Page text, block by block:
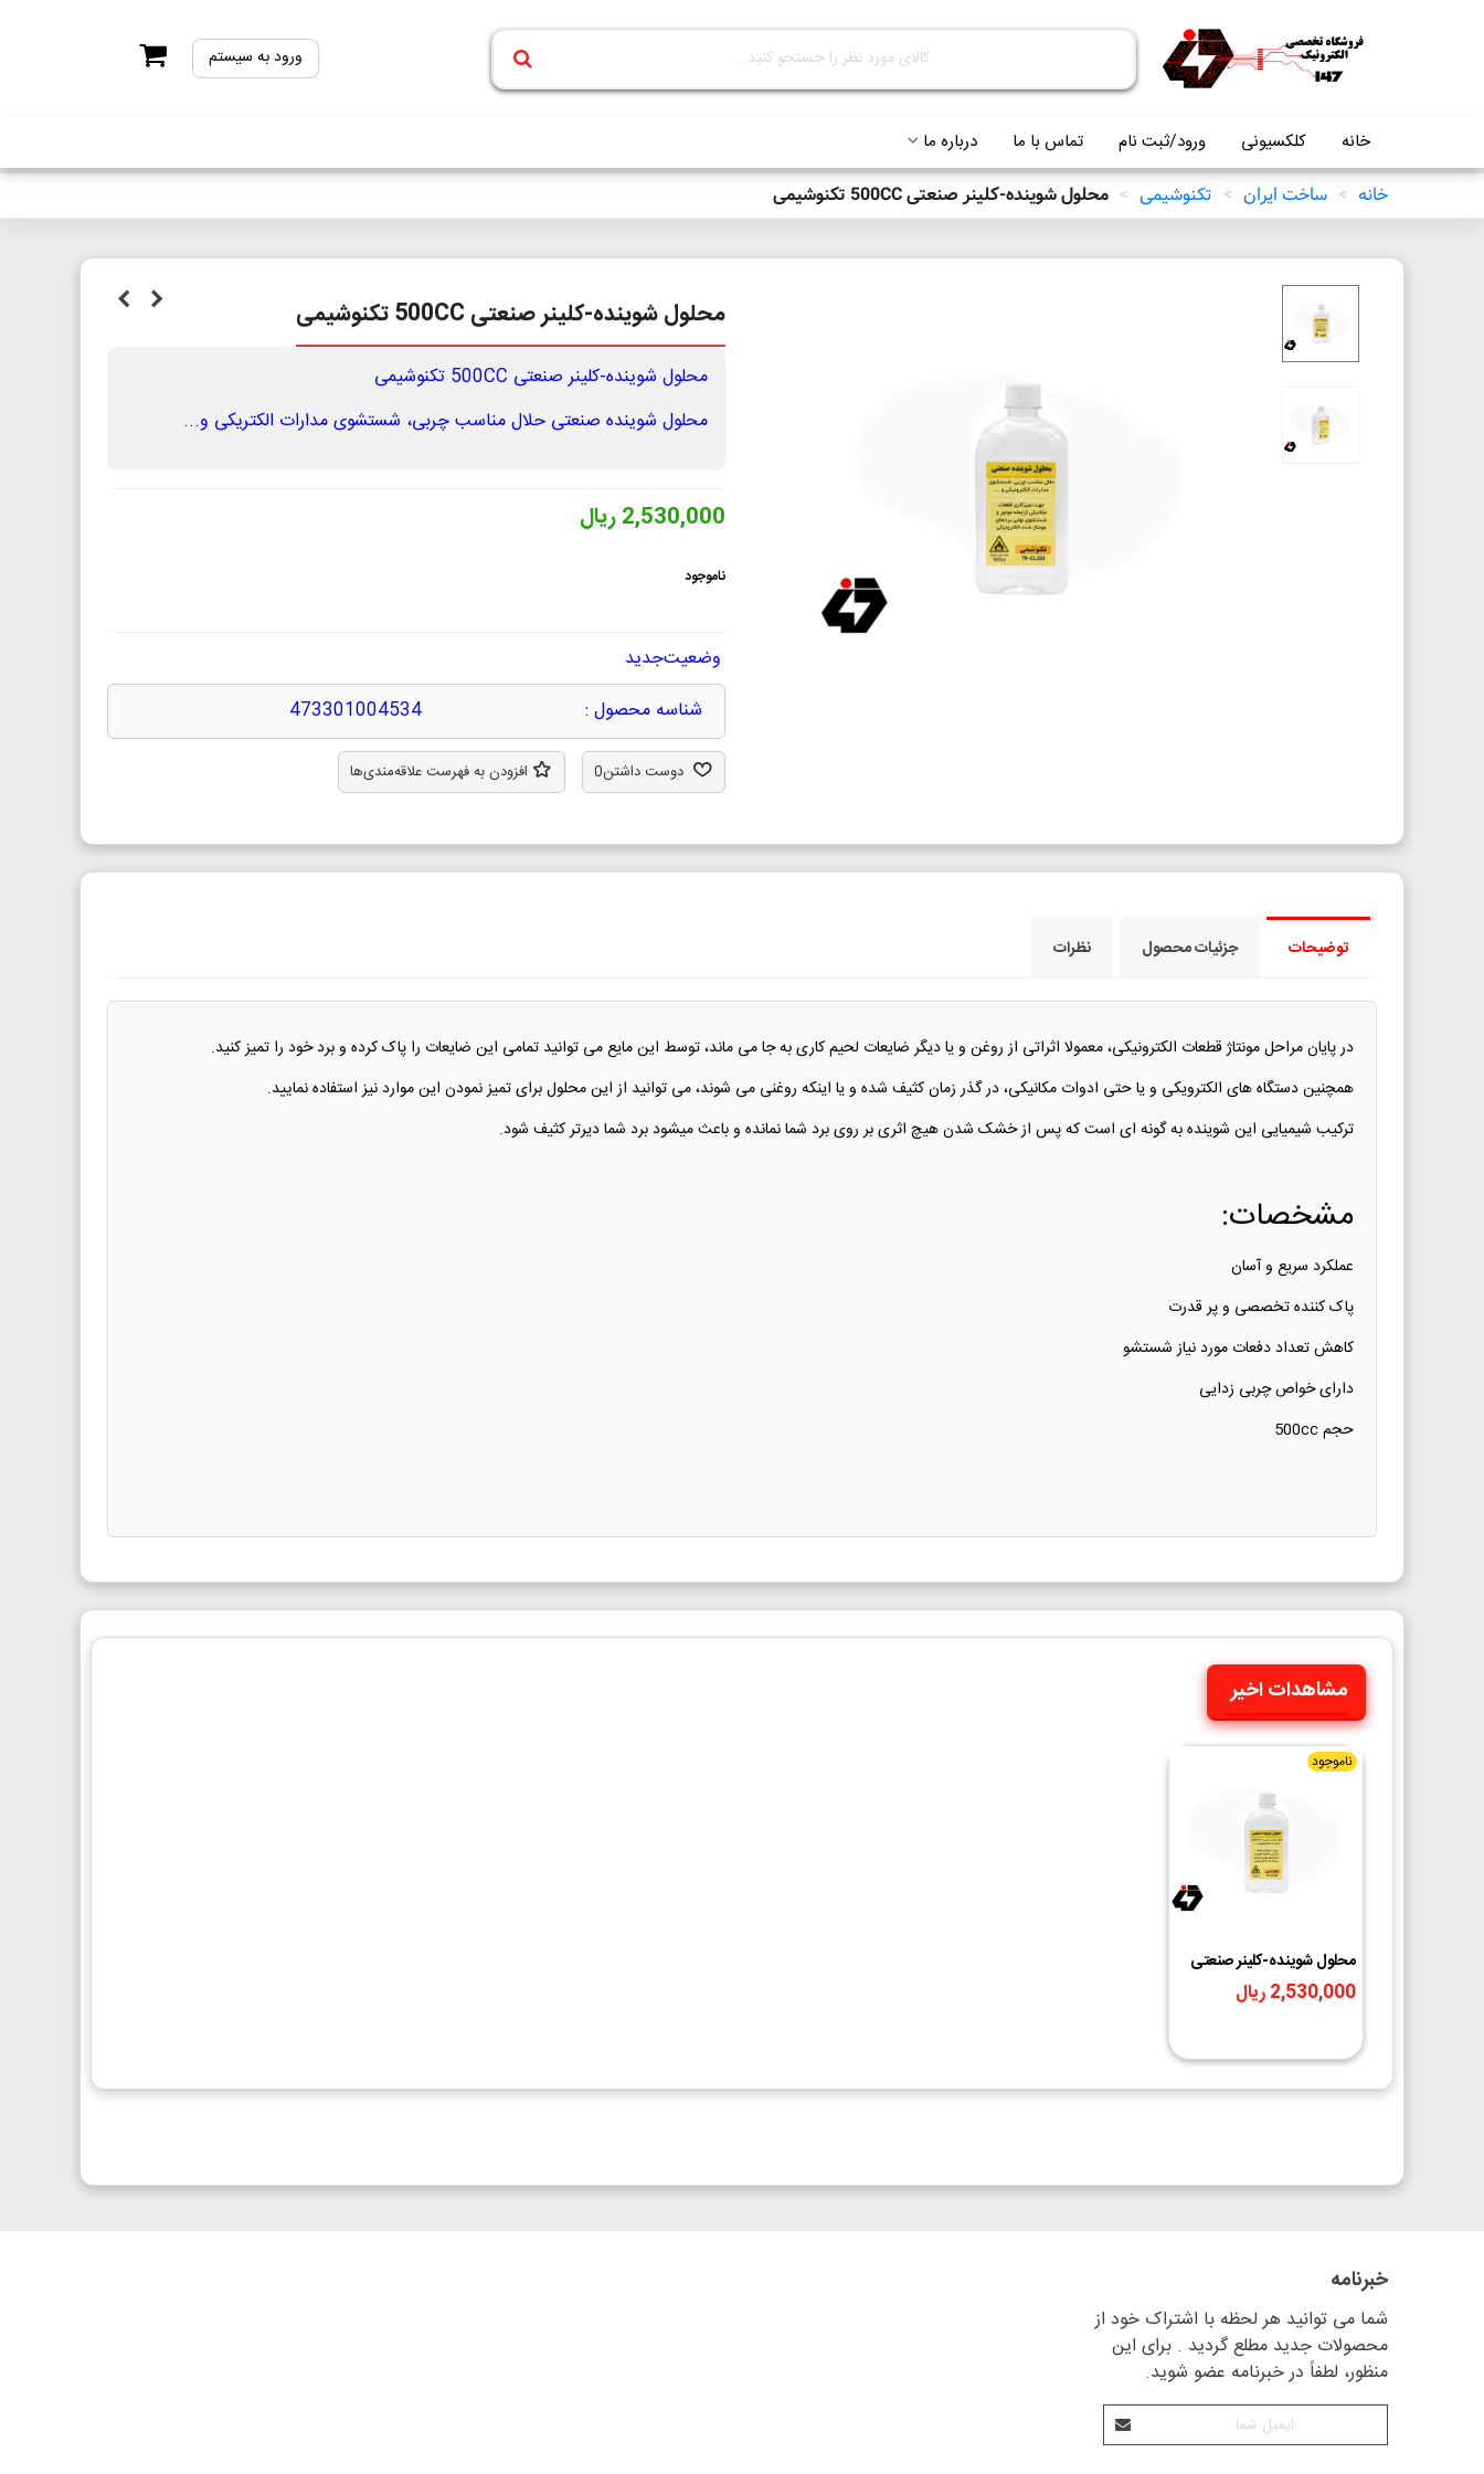
ورود به سیستم
خانه کلکسیونی ورود/ثبت نام تماس با ما درباره ما
خانه > ساخت ایران > تکنوشیمی > محلول شوینده-کلینر صنعتی 500CC تکنوشیمی
محلول شوینده-کلینر صنعتی 500CC تکنوشیمی
محلول شوینده-کلینر صنعتی 500CC تکنوشیمی
محلول شوینده صنعتی حلال مناسب چربی، شستشوی مدارات الکتریکی و...
2,530,000 ریال
ناموجود
وضعیتجدید
شناسه محصول :
473301004534
دوست داشتن0 افزودن به فهرست علاقه‌مندی‌ها
توضیحات جزئیات محصول نظرات
در پایان مراحل مونتاژ قطعات الکترونیکی، معمولا اثراتی از روغن و یا دیگر ضایعات لحیم کاری به جا می ماند، توسط این مایع می توانید تمامی این ضایعات را پاک کرده و برد خود را تمیز کنید.
همچنین دستگاه های الکترویکی و یا حتی ادوات مکانیکی، در گذر زمان کثیف شده و یا اینکه روغنی می شوند، می توانید از این محلول برای تمیز نمودن این موارد نیز استفاده نمایید.
ترکیب شیمیایی این شوینده به گونه ای است که پس از خشک شدن هیچ اثری بر روی برد شما نمانده و باعث میشود برد شما دیرتر کثیف شود.
مشخصات:
عملکرد سریع و آسان
پاک کننده تخصصی و پر قدرت
کاهش تعداد دفعات مورد نیاز شستشو
دارای خواص چربی زدایی
حجم 500cc
مشاهدات اخیر
ناموجود
محلول شوینده-کلینر صنعتی
500CC تکنوشیمی
2,530,000 ریال
خبرنامه
شما می توانید هر لحظه با اشتراک خود از
محصولات جدید مطلع گردید . برای این
منظور، لطفاً در خبرنامه عضو شوید.